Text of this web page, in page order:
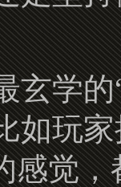
的“
如玩
感觉